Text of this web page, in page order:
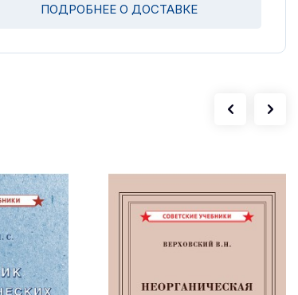
ПОДРОБНЕЕ О ДОСТАВКЕ